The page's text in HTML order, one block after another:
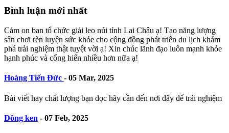
Bình luận mới nhất
Cảm on ban tổ chức giải leo núi tỉnh Lai Châu ạ! Tạo năng lượng
sân chơi rèn luyện sức khỏe cho cộng đồng phát triển du lịch khám
phá trải nghiệm thật tuyệt vời ạ! Xin chúc lãnh đạo luôn mạnh khỏe
hạnh phúc và cống hiến nhiều hơn nữa ạ!
Hoàng Tiến Đức - 05 Mar, 2025
Bài viết hay chất lượng bạn đọc hãy cần đến nơi đây để trải nghiệm
Đồng ken - 07 Feb, 2025